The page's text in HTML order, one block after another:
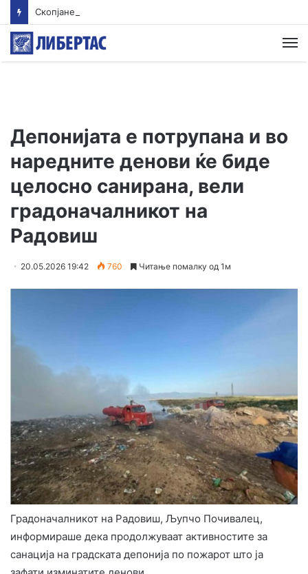
Депонијата е потрупана и во
наредните денови ќе биде
целосно санирана, вели
градоначалникот на
Радовиш
20.05.2026 19:42 760 Читање помалку од 1м
Градоначалникот на Радовиш, Љупчо Почивалец,
информираше дека продолжуваат активностите за
санација на градската депонија по пожарот што ја